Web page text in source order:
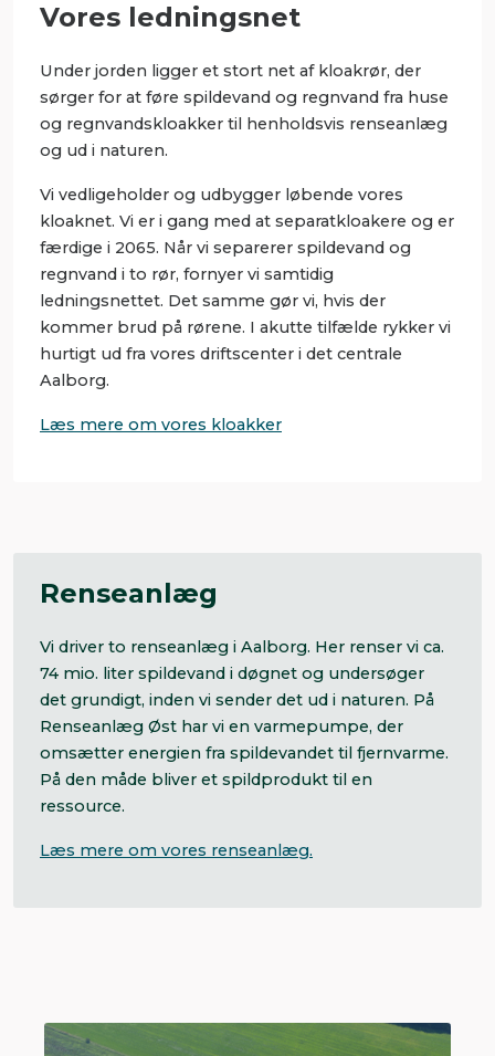
Vores ledningsnet
Under jorden ligger et stort net af kloakrør, der
sørger for at føre spildevand og regnvand fra huse
og regnvandskloakker til henholdsvis renseanlæg
og ud i naturen.
Vi vedligeholder og udbygger løbende vores
kloaknet. Vi er i gang med at separatkloakere og er
færdige i 2065. Når vi separerer spildevand og
regnvand i to rør, fornyer vi samtidig
ledningsnettet. Det samme gør vi, hvis der
kommer brud på rørene. I akutte tilfælde rykker vi
hurtigt ud fra vores driftscenter i det centrale
Aalborg.
Læs mere om vores kloakker
Renseanlæg
Vi driver to renseanlæg i Aalborg. Her renser vi ca.
74 mio. liter spildevand i døgnet og undersøger
det grundigt, inden vi sender det ud i naturen. På
Renseanlæg Øst har vi en varmepumpe, der
omsætter energien fra spildevandet til fjernvarme.
På den måde bliver et spildprodukt til en
ressource.
Læs mere om vores renseanlæg.